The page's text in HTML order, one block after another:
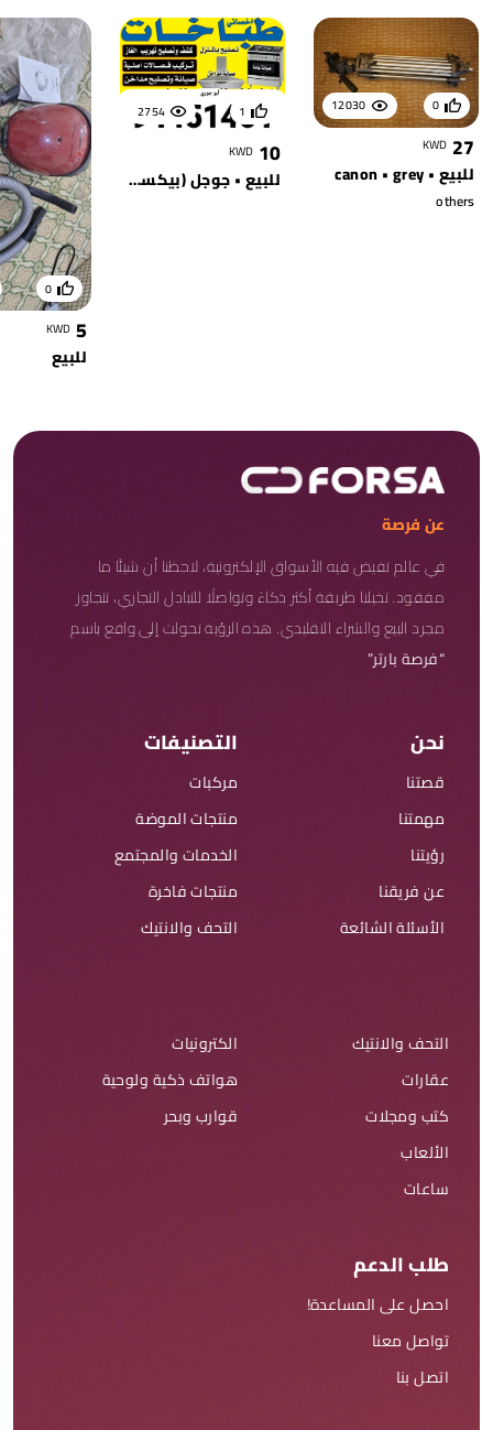
12030 0
27
KWD
للبيع • canon • grey
others
2754 1
10
KWD
للبيع • جوجل (بيكسل بادز)
0
5
KWD
للبيع
عن فرصة
في عالم تفيض فيه الأسواق الإلكترونية، لاحظنا أن شيئًا ما
مفقود. تخيلنا طريقة أكثر ذكاءً وتواصلًا للتبادل التجاري، تتجاوز
مجرد البيع والشراء التقليدي. هذه الرؤية تحولت إلى واقع باسم
“فرصة بارتر”
نحن
قصتنا
مهمتنا
رؤيتنا
عن فريقنا
الأسئلة الشائعة
التصنيفات
مركبات
منتجات الموضة
الخدمات والمجتمع
منتجات فاخرة
التحف والانتيك
التحف والانتيك
عقارات
كتب ومجلات
الألعاب
ساعات
الكترونيات
هواتف ذكية ولوحية
قوارب وبحر
طلب الدعم
احصل على المساعدة!
تواصل معنا
اتصل بنا